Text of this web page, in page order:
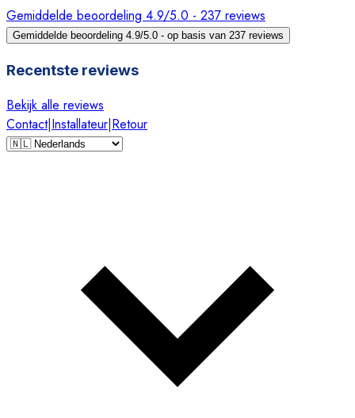
Gemiddelde beoordeling 4.9/5.0 - 237 reviews
Gemiddelde beoordeling 4.9/5.0 - op basis van 237 reviews
Recentste reviews
Bekijk alle reviews
Contact|Installateur|Retour